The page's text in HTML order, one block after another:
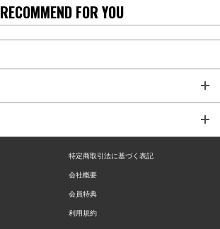
RECOMMEND FOR YOU
特定商取引法に基づく表記
会社概要
会員特典
利用規約